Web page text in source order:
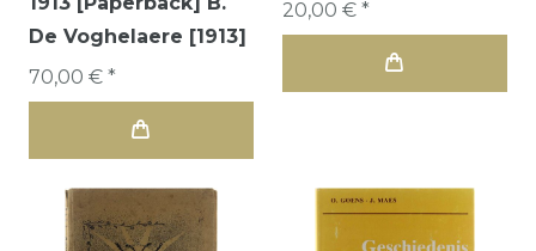
De Voghelaere [1913]
70,00 € *
20,00 € *